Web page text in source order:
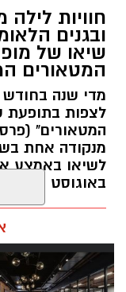
במהלך
הייחודי של
החיים והצמחים
האקולוגית
הימי "מגלים" של
חי של חוף סלעי
החיים הימיים
לאתגרים
פסולת ובעיקר
ניתן לשמור על
מועדי הסיורים:
וילדים
חוויות
ובגנים
שיאו של
המטאורים
מדי שנה בחודש
לצפות בתופעת
המטאורים"
מנקודה אחת
באוגוסט 2026.